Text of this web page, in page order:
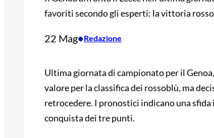
favoriti secondo gli esperti: la vittoria
22 Mag•Redazione
Ultima giornata di campionato per il
valore per la classifica dei rossoblù, ma
retrocedere. I pronostici indicano una
conquista dei tre punti.